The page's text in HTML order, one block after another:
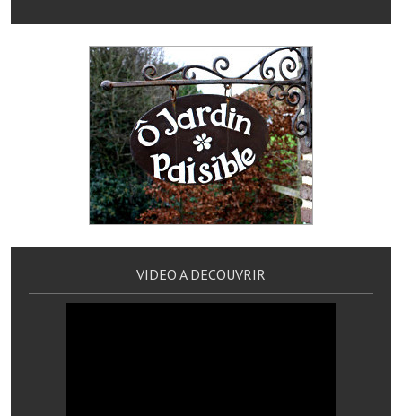
Agents immobiliers
Réserver une salle
Salle Georges Delépine
Maison des services et des associations fressinoises
VILLE ACTIVE
La société musicale de l'Avenir Fressinois
VIDEO A DECOUVRIR